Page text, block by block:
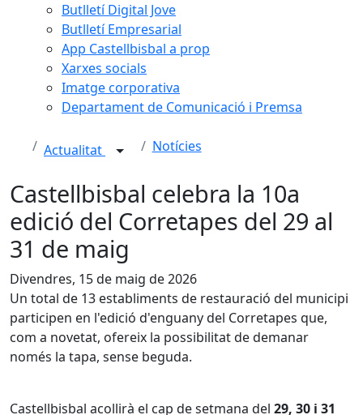
Butlletí Digital Jove
Butlletí Empresarial
App Castellbisbal a prop
Xarxes socials
Imatge corporativa
Departament de Comunicació i Premsa
Actualitat Notícies
Castellbisbal celebra la 10a
edició del Corretapes del 29 al
31 de maig
Divendres, 15 de maig de 2026
Un total de 13 establiments de restauració del municipi
participen en l'edició d'enguany del Corretapes que,
com a novetat, ofereix la possibilitat de demanar
només la tapa, sense beguda.
Castellbisbal acollirà el cap de setmana del 29, 30 i 31